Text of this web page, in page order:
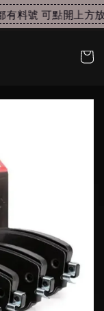
料號 可點開上方